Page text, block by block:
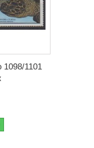
1098/1101